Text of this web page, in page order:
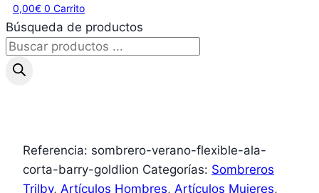
0,00€ 0 Carrito
Búsqueda de productos
Referencia: sombrero-verano-flexible-ala-
corta-barry-goldlion Categorías: Sombreros
Trilby, Artículos Hombres, Artículos Mujeres,